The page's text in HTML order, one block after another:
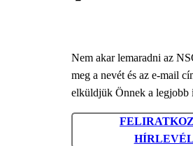
Nem akar lemaradni az
meg a nevét és az e-mail
elküldjük Önnek a legjobb